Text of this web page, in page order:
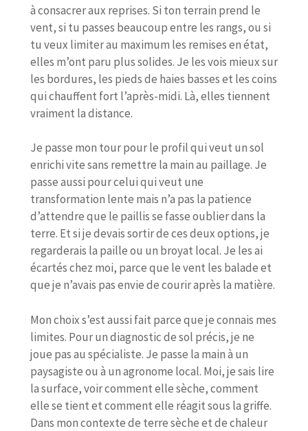
à consacrer aux reprises. Si ton terrain prend le
vent, si tu passes beaucoup entre les rangs, ou si
tu veux limiter au maximum les remises en état,
elles m’ont paru plus solides. Je les vois mieux sur
les bordures, les pieds de haies basses et les coins
qui chauffent fort l’après-midi. Là, elles tiennent
vraiment la distance.
Je passe mon tour pour le profil qui veut un sol
enrichi vite sans remettre la main au paillage. Je
passe aussi pour celui qui veut une
transformation lente mais n’a pas la patience
d’attendre que le paillis se fasse oublier dans la
terre. Et si je devais sortir de ces deux options, je
regarderais la paille ou un broyat local. Je les ai
écartés chez moi, parce que le vent les balade et
que je n’avais pas envie de courir après la matière.
Mon choix s’est aussi fait parce que je connais mes
limites. Pour un diagnostic de sol précis, je ne
joue pas au spécialiste. Je passe la main à un
paysagiste ou à un agronome local. Moi, je sais lire
la surface, voir comment elle sèche, comment
elle se tient et comment elle réagit sous la griffe.
Dans mon contexte de terre sèche et de chaleur